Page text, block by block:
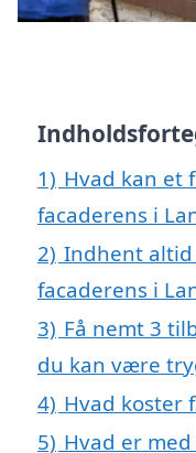
1) Hvad kan et
facaderens i
2) Indhent
facaderens i
3) Få nemt 3
du kan være
4) Hvad koster
5) Hvad er